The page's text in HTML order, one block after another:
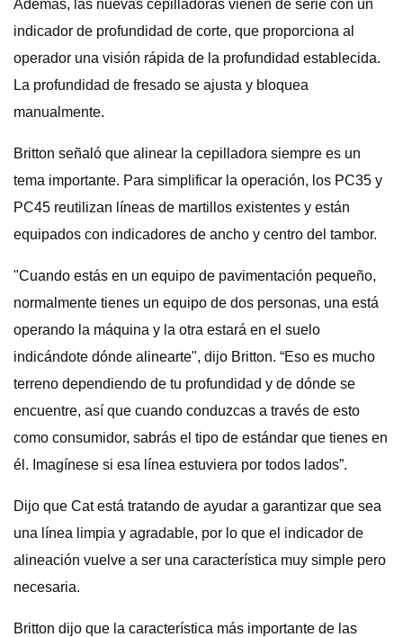
Además, las nuevas cepilladoras vienen de serie con un
indicador de profundidad de corte, que proporciona al
operador una visión rápida de la profundidad establecida.
La profundidad de fresado se ajusta y bloquea
manualmente.
Britton señaló que alinear la cepilladora siempre es un
tema importante. Para simplificar la operación, los PC35 y
PC45 reutilizan líneas de martillos existentes y están
equipados con indicadores de ancho y centro del tambor.
"Cuando estás en un equipo de pavimentación pequeño,
normalmente tienes un equipo de dos personas, una está
operando la máquina y la otra estará en el suelo
indicándote dónde alinearte", dijo Britton. “Eso es mucho
terreno dependiendo de tu profundidad y de dónde se
encuentre, así que cuando conduzcas a través de esto
como consumidor, sabrás el tipo de estándar que tienes en
él. Imagínese si esa línea estuviera por todos lados”.
Dijo que Cat está tratando de ayudar a garantizar que sea
una línea limpia y agradable, por lo que el indicador de
alineación vuelve a ser una característica muy simple pero
necesaria.
Britton dijo que la característica más importante de las